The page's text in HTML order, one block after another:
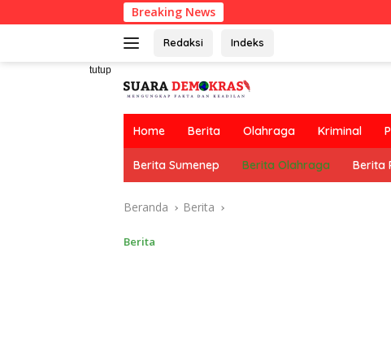
ke
Breaking News
Redaksi Indeks
tutup
Home Berita Olahraga Kriminal
Berita Sumenep Berita Olahraga Berita
Beranda Berita
Berita